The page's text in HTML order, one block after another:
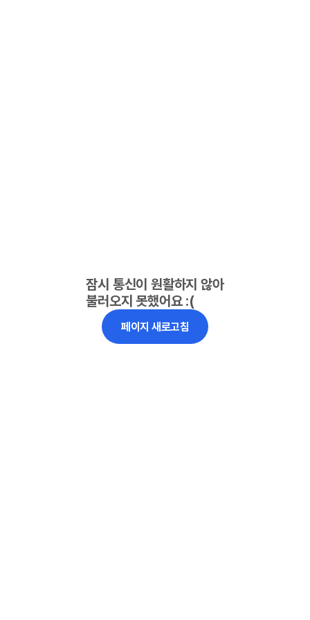
잠시 통신이 원활하지 않아
불러오지 못했어요 :(
페이지 새로고침